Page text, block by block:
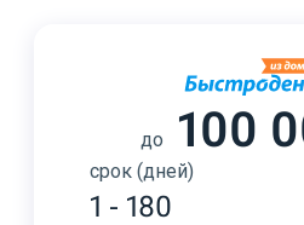
до 100
срок (дней)
1 - 180